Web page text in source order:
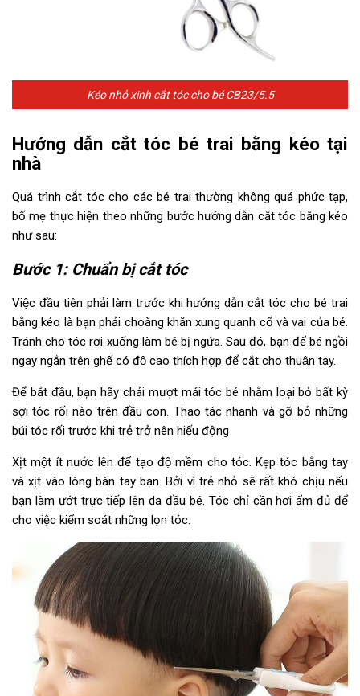
Kéo nhỏ xinh cắt tóc cho bé CB23/5.5
Hướng dẫn cắt tóc bé trai bằng kéo tại
nhà
Quá trình cắt tóc cho các bé trai thường không quá phức tạp,
bố mẹ thực hiện theo những bước hướng dẫn cắt tóc bằng kéo
như sau:
Bước 1: Chuẩn bị cắt tóc
Việc đầu tiên phải làm trước khi hướng dẫn cắt tóc cho bé trai
bằng kéo là bạn phải choàng khăn xung quanh cổ và vai của bé.
Tránh cho tóc rơi xuống làm bé bị ngứa. Sau đó, bạn để bé ngồi
ngay ngắn trên ghế có độ cao thích hợp để cắt cho thuận tay.
Để bắt đầu, bạn hãy chải mượt mái tóc bé nhằm loại bỏ bất kỳ
sợi tóc rối nào trên đầu con. Thao tác nhanh và gỡ bỏ những
búi tóc rối trước khi trẻ trở nên hiếu động
Xịt một ít nước lên để tạo độ mềm cho tóc. Kẹp tóc bằng tay
và xịt vào lòng bàn tay bạn. Bởi vì trẻ nhỏ sẽ rất khó chịu nếu
bạn làm ướt trực tiếp lên da đầu bé. Tóc chỉ cần hơi ẩm đủ để
cho việc kiểm soát những lọn tóc.